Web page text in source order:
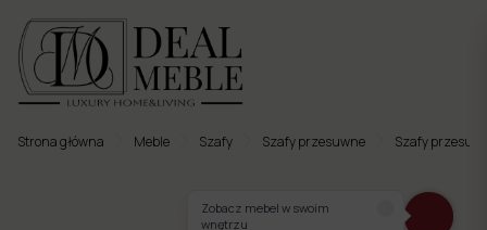
Strona główna Meble Szafy Szafy przesuwne Szafy
Zobacz mebel w swoim
wnętrzu